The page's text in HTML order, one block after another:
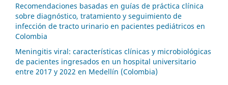
Recomendaciones basadas en guías de práctica clínica
sobre diagnóstico, tratamiento y seguimiento de
infección de tracto urinario en pacientes pediátricos en
Colombia
Meningitis viral: características clínicas y microbiológicas
de pacientes ingresados en un hospital universitario
entre 2017 y 2022 en Medellín (Colombia)